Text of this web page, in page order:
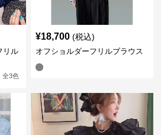
リル
全3色
¥18,700 (税込)
オフショルダーフリルブラウス